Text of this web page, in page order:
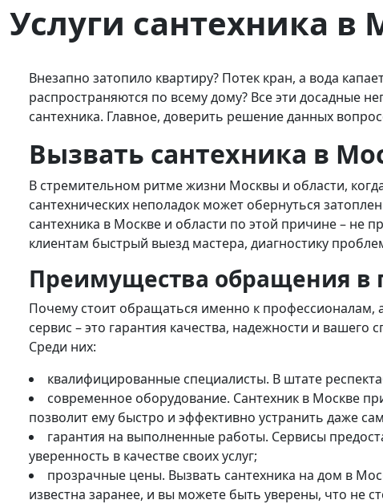
Услуги сантехника в
Внезапно затопило квартиру? Потек кран, а вода
распространяются по всему дому? Все эти досадные
сантехника. Главное, доверить решение данных
Вызвать сантехника в
В стремительном ритме жизни Москвы и области,
сантехнических неполадок может обернуться
сантехника в Москве и области по этой причине – не
клиентам быстрый выезд мастера, диагностику
Преимущества обращения в
Почему стоит обращаться именно к профессионалам,
сервис – это гарантия качества, надежности и
Среди них:
квалифицированные специалисты. В штате
современное оборудование. Сантехник в Москве
позволит ему быстро и эффективно устранить даже
гарантия на выполненные работы. Сервисы
уверенность в качестве своих услуг;
прозрачные цены. Вызвать сантехника на дом в
известна заранее, и вы можете быть уверены, что не